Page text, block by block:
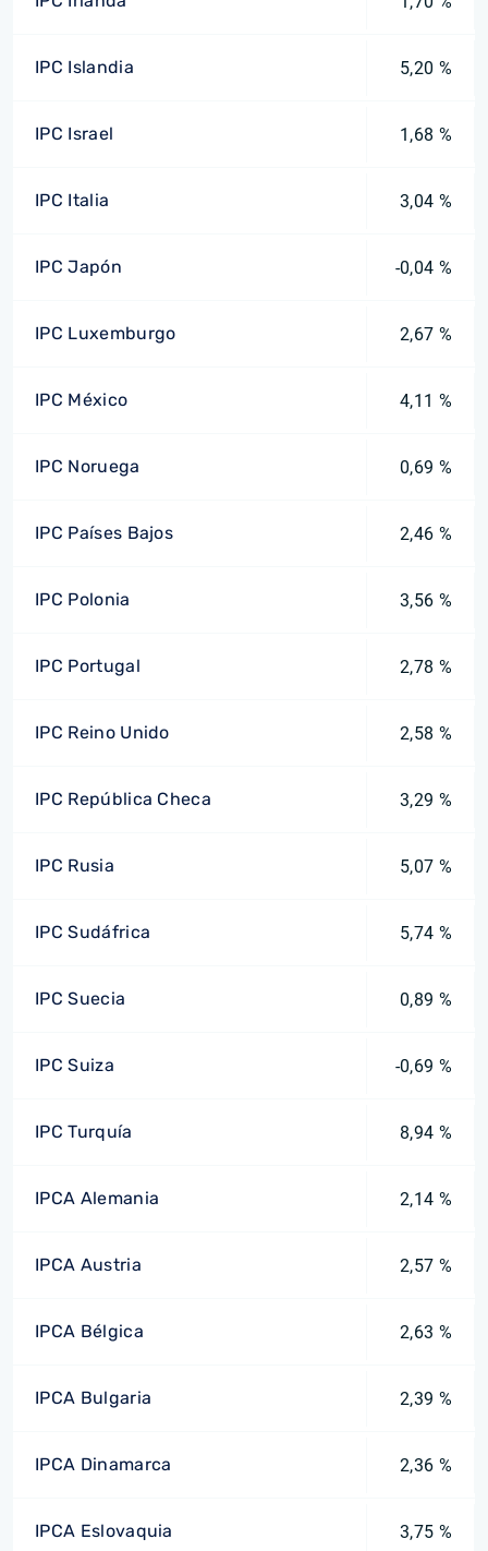
IPC Islandia 5,20 %
IPC Israel 1,68 %
IPC Italia 3,04 %
IPC Japón -0,04 %
IPC Luxemburgo 2,67 %
IPC México 4,11 %
IPC Noruega 0,69 %
IPC Países Bajos 2,46 %
IPC Polonia 3,56 %
IPC Portugal 2,78 %
IPC Reino Unido 2,58 %
IPC República Checa 3,29 %
IPC Rusia 5,07 %
IPC Sudáfrica 5,74 %
IPC Suecia 0,89 %
IPC Suiza -0,69 %
IPC Turquía 8,94 %
IPCA Alemania 2,14 %
IPCA Austria 2,57 %
IPCA Bélgica 2,63 %
IPCA Bulgaria 2,39 %
IPCA Dinamarca 2,36 %
IPCA Eslovaquia 3,75 %